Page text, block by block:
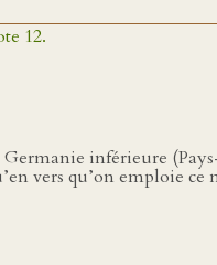
12.
inférieure
vers qu’on emploie ce